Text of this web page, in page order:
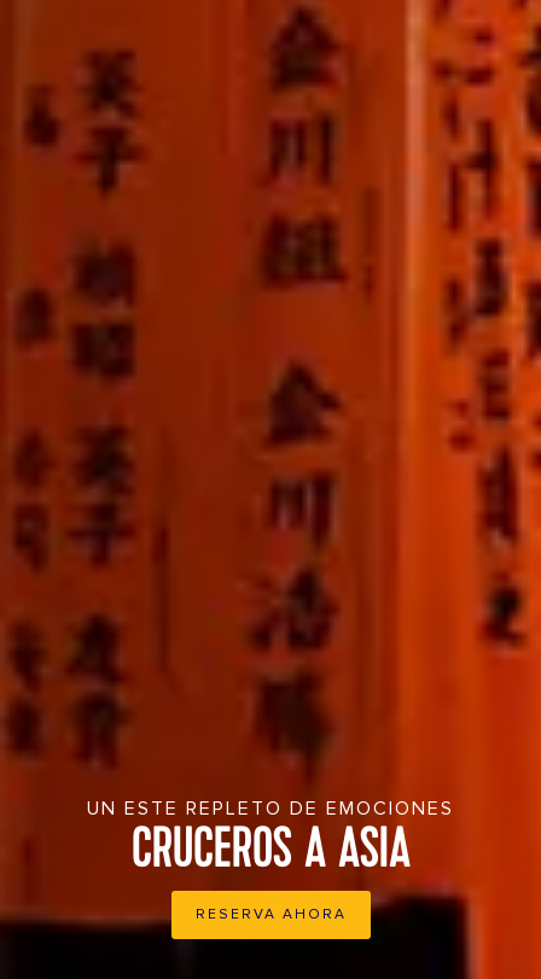
UN ESTE REPLETO DE EMOCIONES
CRUCEROS A ASIA
RESERVA AHORA